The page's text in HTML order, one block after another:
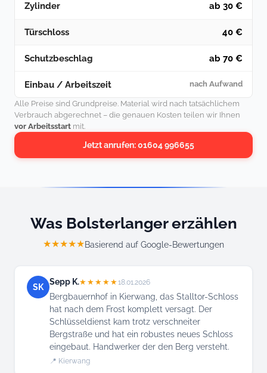
Zylinder ab 30 €
Türschloss 40 €
Schutzbeschlag ab 70 €
Einbau / Arbeitszeit nach Aufwand
Alle Preise sind Grundpreise. Material wird nach tatsächlichem
Verbrauch abgerechnet – die genauen Kosten teilen wir Ihnen
vor Arbeitsstart mit.
Jetzt anrufen: 01604 996655
Was Bolsterlanger erzählen
★★★★★Basierend auf Google-Bewertungen
SK
Sepp K.★★★★★18.01.2026
Bergbauernhof in Kierwang, das Stalltor-Schloss
hat nach dem Frost komplett versagt. Der
Schlüsseldienst kam trotz verschneiter
Bergstraße und hat ein robustes neues Schloss
eingebaut. Handwerker der den Berg versteht.
📍 Kierwang